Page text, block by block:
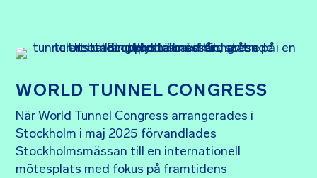
WORLD TUNNEL CONGRESS
När World Tunnel Congress arrangerades i
Stockholm i maj 2025 förvandlades
Stockholmsmässan till en internationell
mötesplats med fokus på framtidens